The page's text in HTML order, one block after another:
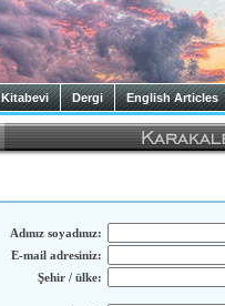
Kitabevi Dergi English Articles
Adınız soyadınız:
E-mail adresiniz:
Şehir / ülke: